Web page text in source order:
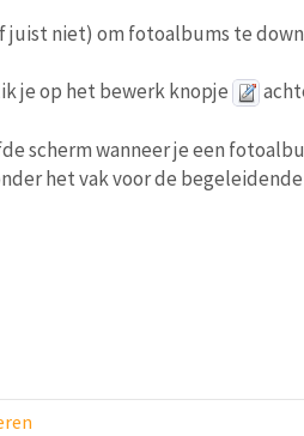
juist niet) om fotoalbums te
je op het bewerk knopje
scherm wanneer je een
het vak voor de